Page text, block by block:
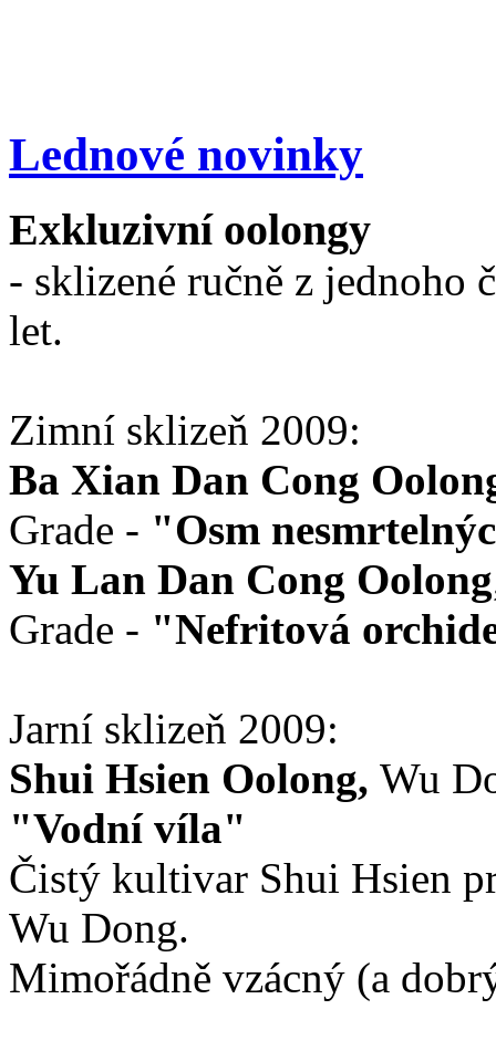
Lednové novinky
Exkluzivní oolongy
- sklizené ručně z jednoho
let.
Zimní sklizeň 2009:
Ba Xian Dan Cong
Grade - "Osm
Yu Lan Dan Cong Oolong
Grade - "Nefritová
Jarní sklizeň 2009:
Shui Hsien Oolong, Wu
"Vodní víla"
Čistý kultivar Shui Hsien
Wu Dong.
Mimořádně vzácný (a